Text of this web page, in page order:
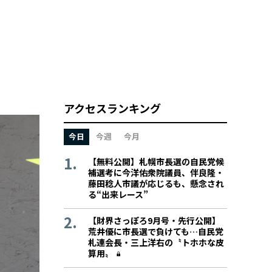
アクセスランキング
今日 今週 今月
【無料公開】札幌市長選の自民党候
補選考に今洋佑衆院議員、伴良隆・
藤田稔人市議が応じるも、懸念され
る“出来レース”
【財界さっぽろ9月号・先行公開】
荒井優に市長選で負けても…自民党
札連会長・三上洋右の〝トホホな皮
算用〟